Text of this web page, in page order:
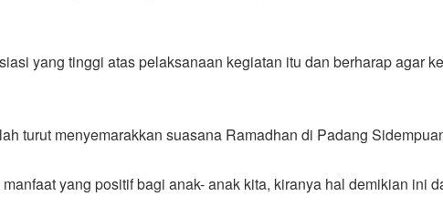
yang tinggi atas pelaksanaan kegiatan itu dan berharap agar
turut menyemarakkan suasana Ramadhan di Padang
yang positif bagi anak- anak kita, kiranya hal demikian ini